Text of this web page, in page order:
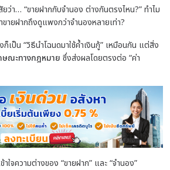
ว่า… “ขายฝากกับจำนอง ต่างกันตรงไหน?” ทำไม
ยฝากถึงดูแพงกว่าจำนองหลายเท่า?
เป็น “วิธีนำโฉนดมาใช้ค้ำเงินกู้” เหมือนกัน แต่สิ่ง
ณะทางกฎหมาย ซึ่งส่งผลโดยตรงต่อ “ค่า
ใจความต่างของ “ขายฝาก” และ “จำนอง”